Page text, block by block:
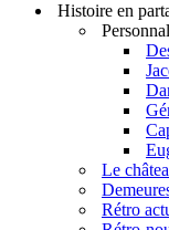
Histoire en
Le
Rétro